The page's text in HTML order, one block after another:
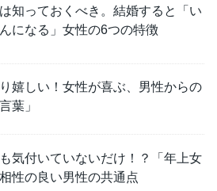
知っておくべき。結婚すると「い
になる」女性の6つの特徴
嬉しい！女性が喜ぶ、男性からの
葉」
気付いていないだけ！？「年上女
性の良い男性の共通点